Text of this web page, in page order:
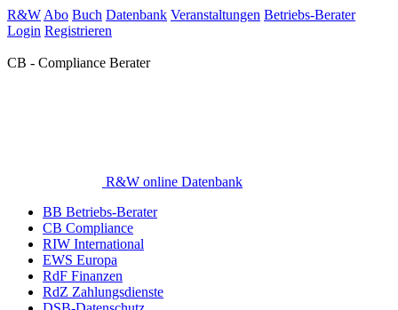
R&W Abo Buch Datenbank Veranstaltungen Betriebs-Berater
Login Registrieren
CB - Compliance Berater
R&W online Datenbank
BB Betriebs-Berater
CB Compliance
RIW International
EWS Europa
RdF Finanzen
RdZ Zahlungsdienste